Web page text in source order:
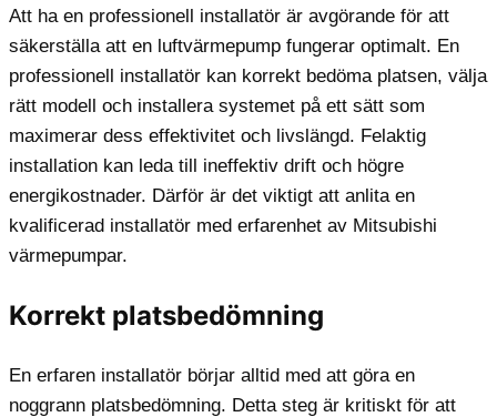
Att ha en professionell installatör är avgörande för att
säkerställa att en luftvärmepump fungerar optimalt. En
professionell installatör kan korrekt bedöma platsen, välja
rätt modell och installera systemet på ett sätt som
maximerar dess effektivitet och livslängd. Felaktig
installation kan leda till ineffektiv drift och högre
energikostnader. Därför är det viktigt att anlita en
kvalificerad installatör med erfarenhet av Mitsubishi
värmepumpar.
Korrekt platsbedömning
En erfaren installatör börjar alltid med att göra en
noggrann platsbedömning. Detta steg är kritiskt för att